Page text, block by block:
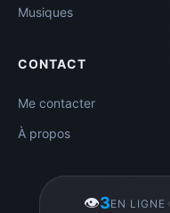
Musiques
CONTACT
Me contacter
À propos
👁️3EN LIGNE